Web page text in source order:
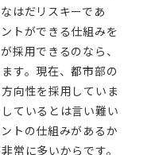
はだリスキーであ
トができる仕組みを
採用できるのなら、
す。現在、都市部の
向性を採用していま
ているとは言い難い
トの仕組みがあるか
常に多いからです。